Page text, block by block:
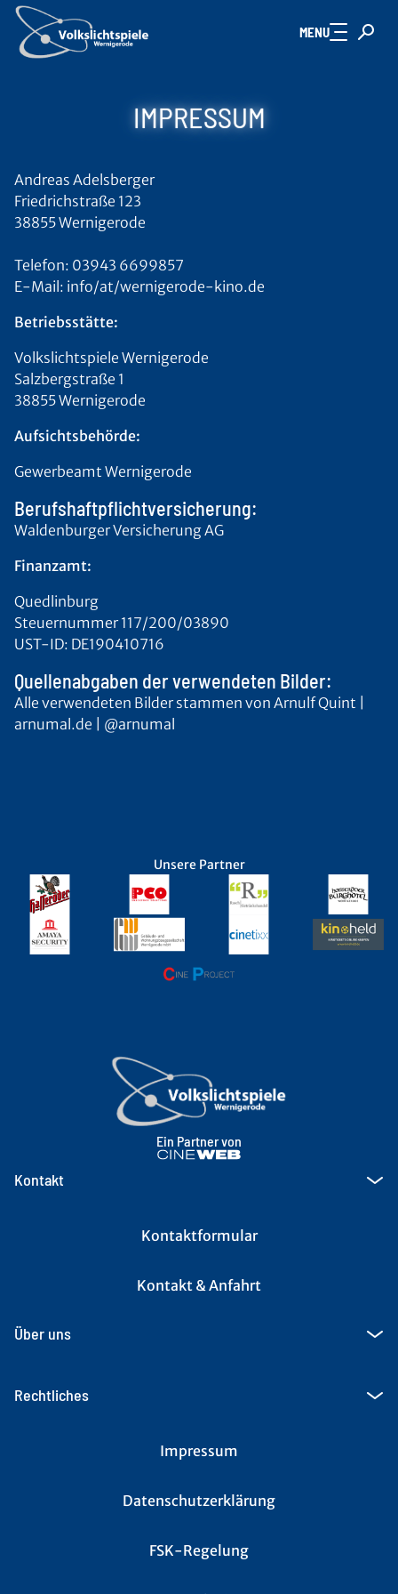
Zum Hauptinhalt springen MENU
IMPRESSUM
Andreas Adelsberger
Friedrichstraße 123
38855 Wernigerode
Telefon: 03943 6699857
E-Mail: info/at/wernigerode-kino.de
Betriebsstätte:
Volkslichtspiele Wernigerode
Salzbergstraße 1
38855 Wernigerode
Aufsichtsbehörde:
Gewerbeamt Wernigerode
Berufshaftpflichtversicherung:
Waldenburger Versicherung AG
Finanzamt:
Quedlinburg
Steuernummer 117/200/03890
UST-ID: DE190410716
Quellenabgaben der verwendeten Bilder:
Alle verwendeten Bilder stammen von Arnulf Quint |
arnumal.de | @arnumal
Unsere Partner
Ein Partner von
Kontakt
Kontaktformular
Kontakt & Anfahrt
Über uns
Rechtliches
Impressum
Datenschutzerklärung
FSK-Regelung